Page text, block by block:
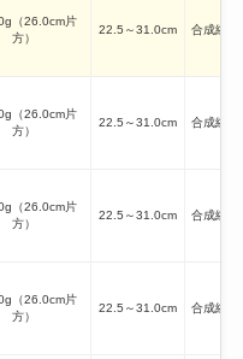
（26.0cm片
方）
22.5～31.0cm 合成繊維
（26.0cm片
方）
22.5～31.0cm 合成繊維
（26.0cm片
方）
22.5～31.0cm 合成繊維
（26.0cm片
方）
22.5～31.0cm 合成繊維